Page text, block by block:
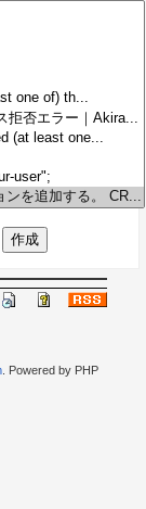
. Powered by PHP